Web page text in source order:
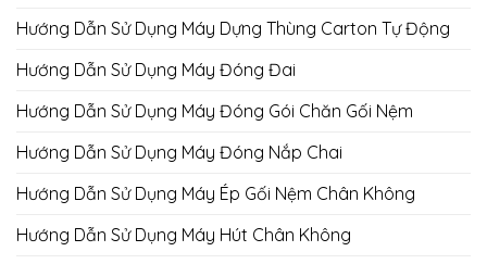
Hướng Dẫn Sử Dụng Máy Dựng Thùng Carton Tự Động
Hướng Dẫn Sử Dụng Máy Đóng Đai
Hướng Dẫn Sử Dụng Máy Đóng Gói Chăn Gối Nệm
Hướng Dẫn Sử Dụng Máy Đóng Nắp Chai
Hướng Dẫn Sử Dụng Máy Ép Gối Nệm Chân Không
Hướng Dẫn Sử Dụng Máy Hút Chân Không